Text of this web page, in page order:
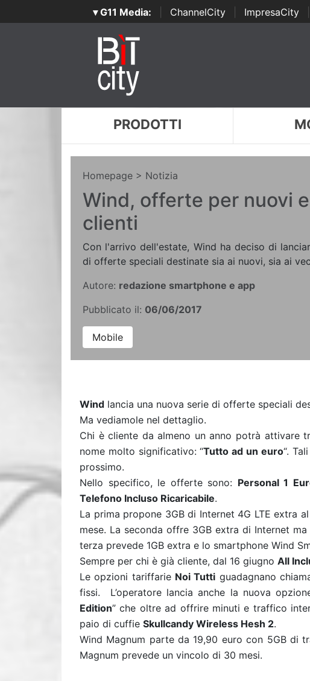
▾ G11 Media: ChannelCity ImpresaCity
PRODOTTI
Homepage > Notizia
Wind, offerte per nuovi
clienti
Con l'arrivo dell'estate, Wind ha deciso di
di offerte speciali destinate sia ai nuovi, sia ai
Autore: redazione smartphone e app
Pubblicato il: 06/06/2017
Mobile
Wind lancia una nuova serie di offerte speciali
Ma vediamole nel dettaglio.
Chi è cliente da almeno un anno potrà attivare
nome molto significativo: “Tutto ad un euro“.
prossimo.
Nello specifico, le offerte sono: Personal 1
Telefono Incluso Ricaricabile.
La prima propone 3GB di Internet 4G LTE extra
mese. La seconda offre 3GB extra di Internet
terza prevede 1GB extra e lo smartphone Wind
Sempre per chi è già cliente, dal 16 giugno All
Le opzioni tariffarie Noi Tutti guadagnano
fissi. L’operatore lancia anche la nuova
Edition” che oltre ad offrire minuti e traffico
paio di cuffie Skullcandy Wireless Hesh 2.
Wind Magnum parte da 19,90 euro con 5GB di
Magnum prevede un vincolo di 30 mesi.